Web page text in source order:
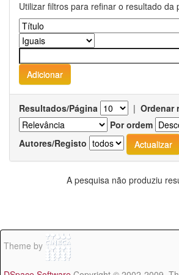
Utilizar filtros para refinar o resultado da
Resultados/Página | Ordenar
Por ordem
Autores/Registo
A pesquisa não produziu
Theme by